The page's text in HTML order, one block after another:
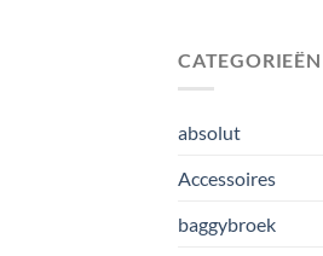
CATEGORIEËN
absolut
Accessoires
baggybroek